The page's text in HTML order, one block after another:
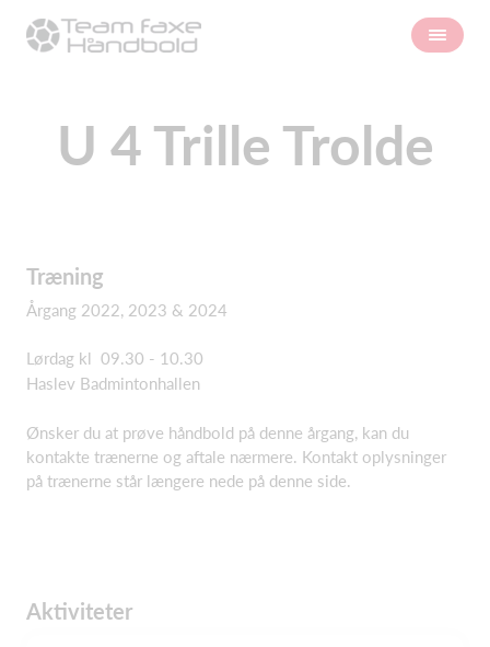
U 4 Trille Trolde
Træning
Årgang 2022, 2023 & 2024
Lørdag kl 09.30 - 10.30
Haslev Badmintonhallen
Ønsker du at prøve håndbold på denne årgang, kan du
kontakte trænerne og aftale nærmere. Kontakt oplysninger
på trænerne står længere nede på denne side.
Aktiviteter